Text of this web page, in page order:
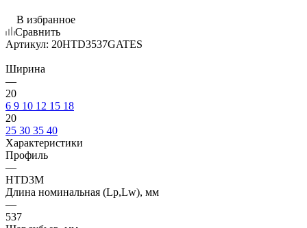
В избранное
Сравнить
Артикул: 20HTD3537GATES
Ширина
—
20
6 9 10 12 15 18
20
25 30 35 40
Характеристики
Профиль
—
HTD3M
Длина номинальная (Lp,Lw), мм
—
537